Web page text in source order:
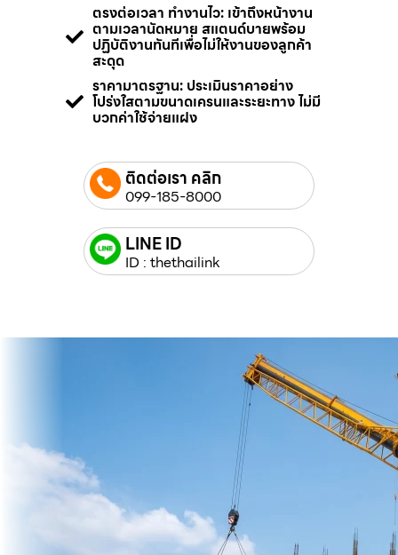
ตรงต่อเวลา ทำงานไว: เข้าถึงหน้างาน
ตามเวลานัดหมาย สแตนด์บายพร้อม
ปฏิบัติงานทันทีเพื่อไม่ให้งานของลูกค้า
สะดุด
ราคามาตรฐาน: ประเมินราคาอย่าง
โปร่งใสตามขนาดเครนและระยะทาง ไม่มี
บวกค่าใช้จ่ายแฝง
ติดต่อเรา คลิก
099-185-8000
LINE ID
ID : thethailink